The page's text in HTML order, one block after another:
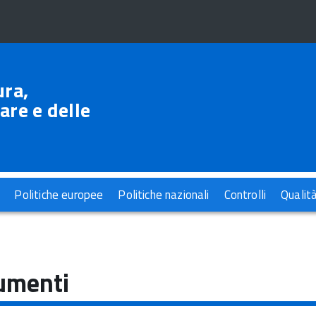
e delle
Politiche europee Politiche nazionali Controlli